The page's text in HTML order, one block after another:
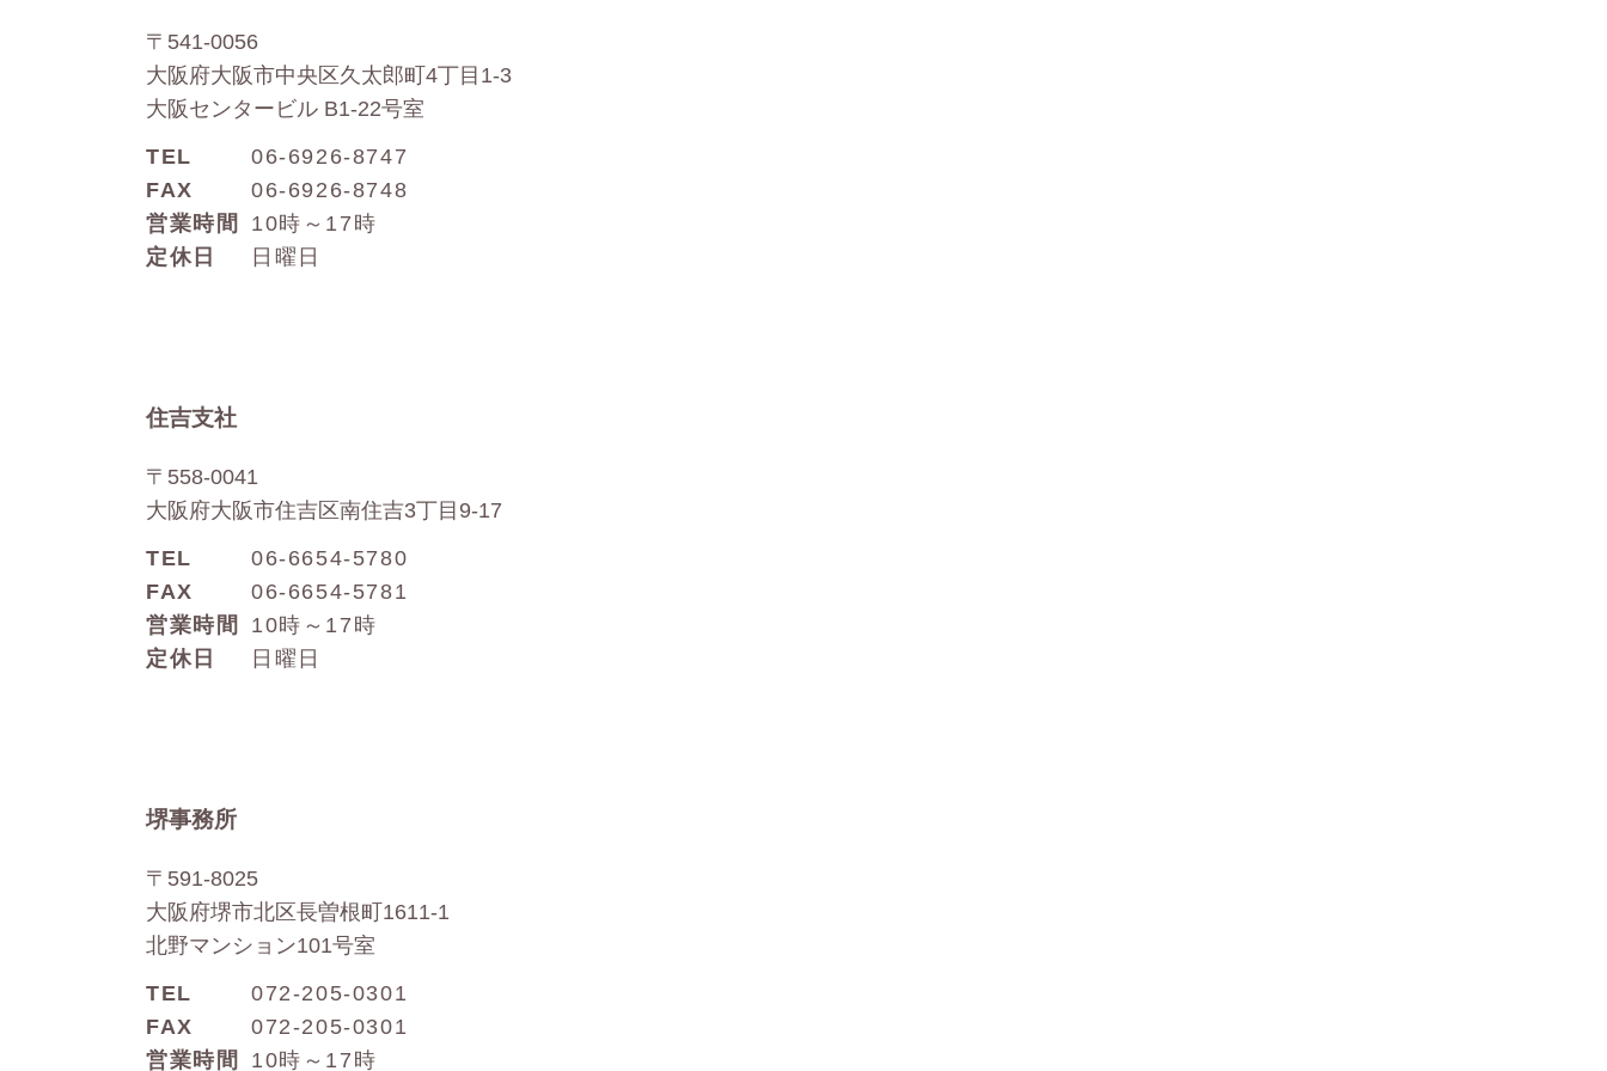
〒541-0056
大阪府大阪市中央区久太郎町4丁目1-3
大阪センタービル B1-22号室
TEL
06-6926-8747
FAX
06-6926-8748
営業時間
10時～17時
定休日
日曜日
住吉支社
〒558-0041
大阪府大阪市住吉区南住吉3丁目9-17
TEL
06-6654-5780
FAX
06-6654-5781
営業時間
10時～17時
定休日
日曜日
堺事務所
〒591-8025
大阪府堺市北区長曽根町1611-1
北野マンション101号室
TEL
072-205-0301
FAX
072-205-0301
営業時間
10時～17時